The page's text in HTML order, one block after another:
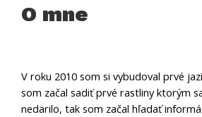
O mne
V roku 2010 som si vybudoval prvé
som začal sadiť prvé rastliny ktorým
nedarilo, tak som začal hľadať